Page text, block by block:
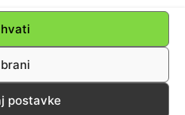
postavke
marketing
ovaj sadržaj